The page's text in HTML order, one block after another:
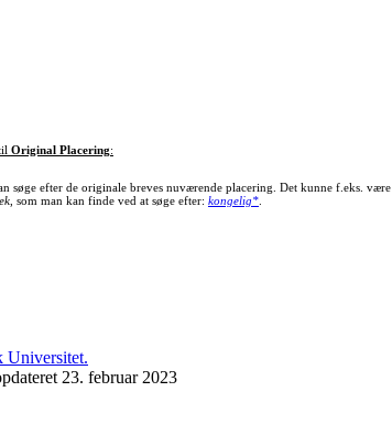
Original Placering:
søge efter de originale breves nuværende placering. Det kunne f.eks. være
, som man kan finde ved at søge efter: kongelig*.
23. februar 2023